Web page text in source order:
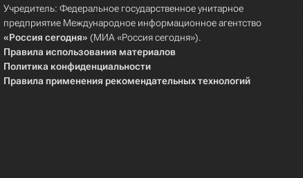
Учредитель: Федеральное государственное унитарное
предприятие Международное информационное агентство
«Россия сегодня» (МИА «Россия сегодня»).
Правила использования материалов
Политика конфиденциальности
Правила применения рекомендательных технологий